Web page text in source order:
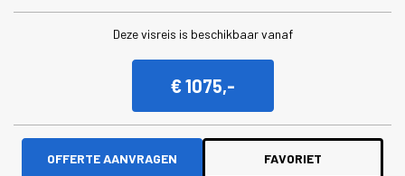
Deze visreis is beschikbaar vanaf
€ 1075,-
OFFERTE AANVRAGEN FAVORIET